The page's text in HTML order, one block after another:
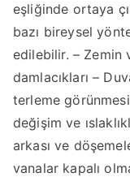
eşliğinde ortaya
bazı bireysel
edilebilir. – Zemin
damlacıkları –
terleme
değişim ve
arkası ve
vanalar kapalı